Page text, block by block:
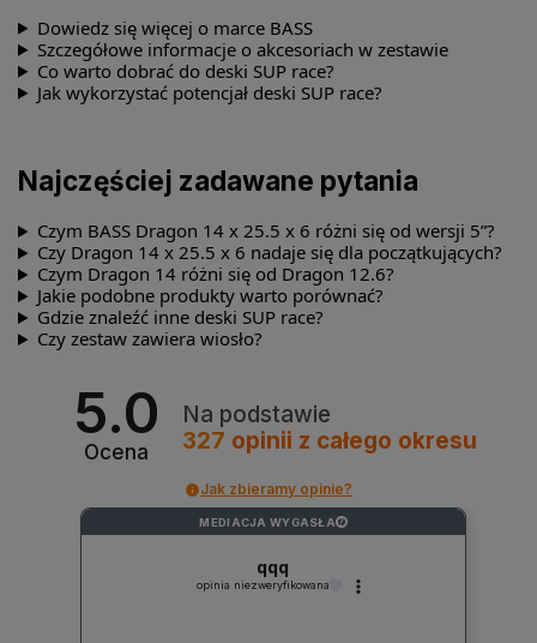
Dowiedz się więcej o marce BASS
Szczegółowe informacje o akcesoriach w zestawie
Co warto dobrać do deski SUP race?
Jak wykorzystać potencjał deski SUP race?
Najczęściej zadawane pytania
Czym BASS Dragon 14 x 25.5 x 6 różni się od wersji 5”?
Czy Dragon 14 x 25.5 x 6 nadaje się dla początkujących?
Czym Dragon 14 różni się od Dragon 12.6?
Jakie podobne produkty warto porównać?
Gdzie znaleźć inne deski SUP race?
Czy zestaw zawiera wiosło?
5.0
Ocena
Na podstawie
327 opinii z całego okresu
Jak zbieramy opinie?
MEDIACJA WYGASŁA ?
qqq
opinia niezweryfikowana